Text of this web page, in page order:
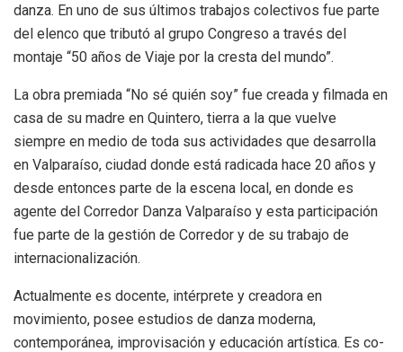
danza. En uno de sus últimos trabajos colectivos fue parte
del elenco que tributó al grupo Congreso a través del
montaje “50 años de Viaje por la cresta del mundo”.
La obra premiada “No sé quién soy” fue creada y filmada en
casa de su madre en Quintero, tierra a la que vuelve
siempre en medio de toda sus actividades que desarrolla
en Valparaíso, ciudad donde está radicada hace 20 años y
desde entonces parte de la escena local, en donde es
agente del Corredor Danza Valparaíso y esta participación
fue parte de la gestión de Corredor y de su trabajo de
internacionalización.
Actualmente es docente, intérprete y creadora en
movimiento, posee estudios de danza moderna,
contemporánea, improvisación y educación artística. Es co-